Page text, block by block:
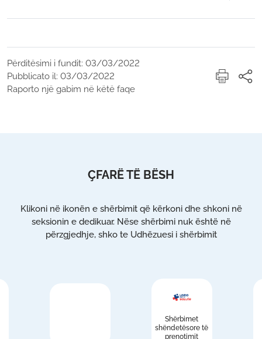
Përditësimi i fundit: 03/03/2022
Pubblicato il: 03/03/2022
Raporto një gabim në këtë faqe
ÇFARË TË BËSH
Klikoni në ikonën e shërbimit që kërkoni dhe shkoni në
seksionin e dedikuar. Nëse shërbimi nuk është në
përzgjedhje, shko te Udhëzuesi i shërbimit
Shërbimet
shëndetësore të
prenotimit